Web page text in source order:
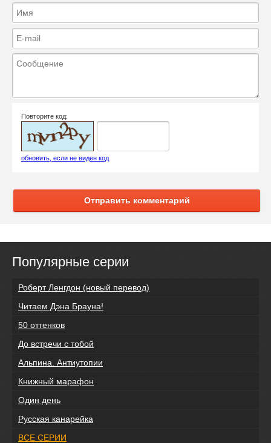
Повторите код:
обновить, если не виден код
Отправить комментарий
Популярные серии
Роберт Ленгдон (новый перевод)
Читаем Дэна Брауна!
50 оттенков
До встречи с тобой
Альпина. Антиутопии
Книжный марафон
Один день
Русская канарейка
ВСЕ СЕРИИ